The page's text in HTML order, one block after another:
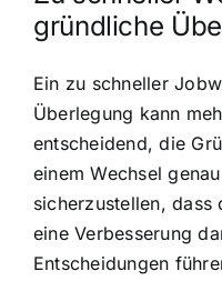
gründliche
Ein zu schneller
Überlegung kann
entscheidend, die
einem Wechsel
sicherzustellen,
eine Verbesserung
Entscheidungen